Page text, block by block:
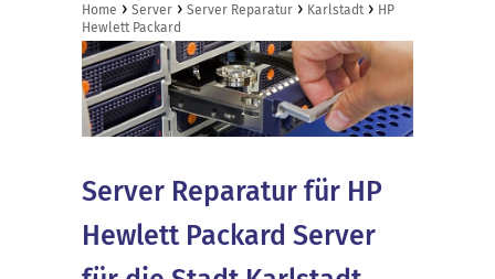
Home › Server › Server Reparatur › Karlstadt › HP
Hewlett Packard
Server Reparatur für HP
Hewlett Packard Server